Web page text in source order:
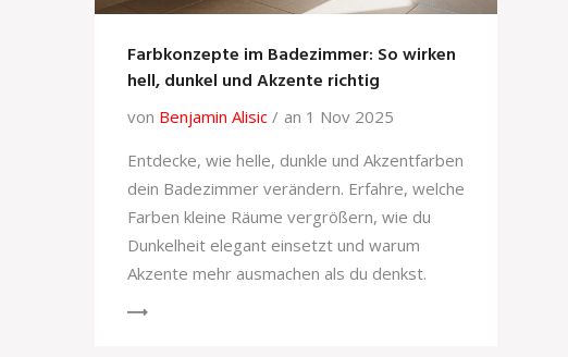
Farbkonzepte im Badezimmer: So wirken
hell, dunkel und Akzente richtig
von Benjamin Alisic
an 1 Nov 2025
Entdecke, wie helle, dunkle und Akzentfarben
dein Badezimmer verändern. Erfahre, welche
Farben kleine Räume vergrößern, wie du
Dunkelheit elegant einsetzt und warum
Akzente mehr ausmachen als du denkst.